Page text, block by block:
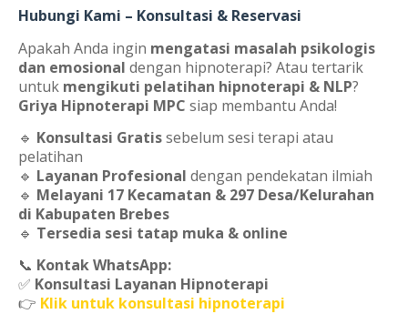
Hubungi Kami – Konsultasi & Reservasi
Apakah Anda ingin mengatasi masalah psikologis
dan emosional dengan hipnoterapi? Atau tertarik
untuk mengikuti pelatihan hipnoterapi & NLP?
Griya Hipnoterapi MPC siap membantu Anda!
🔹 Konsultasi Gratissebelum sesi terapi atau
pelatihan
🔹 Layanan Profesional dengan pendekatan ilmiah
🔹 Melayani 17 Kecamatan & 297 Desa/Kelurahan
di Kabupaten Brebes
🔹 Tersedia sesi tatap muka & online
📞 Kontak WhatsApp:
✅ Konsultasi Layanan Hipnoterapi
👉 Klik untuk konsultasi hipnoterapi